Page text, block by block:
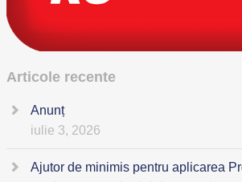
Articole recente
Anunț
iulie 3, 2026
Ajutor de minimis pentru aplicarea